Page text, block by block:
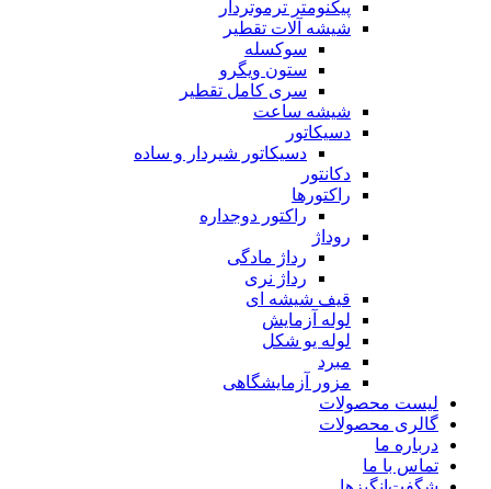
پیکنومتر ترموتردار
شیشه آلات تقطیر
سوکسله
ستون ویگرو
سری کامل تقطیر
شیشه ساعت
دسیکاتور
دسیکاتور شیردار و ساده
دکانتور
راکتورها
راکتور دوجداره
روداژ
رداژ مادگی
رداژ نری
قیف شیشه ای
لوله آزمایش
لوله یو شکل
مبرد
مزور آزمایشگاهی
لیست محصولات
گالری محصولات
درباره ما
تماس با ما